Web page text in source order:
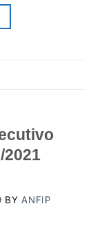
2021
BYANFIP